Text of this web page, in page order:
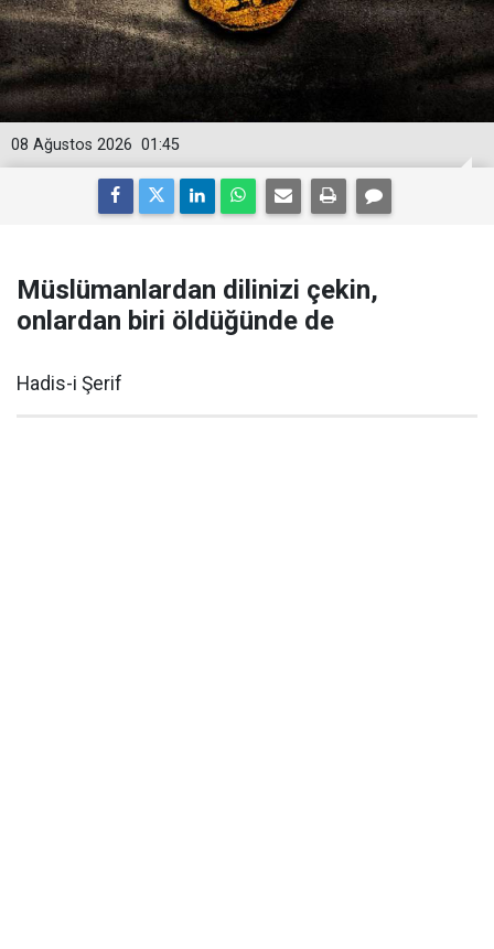
01:45
08 Ağustos 2026
Müslümanlardan dilinizi çekin,
onlardan biri öldüğünde de
Hadis-i Şerif